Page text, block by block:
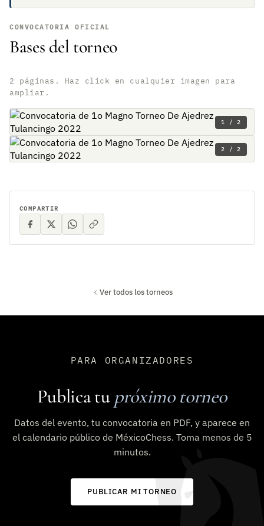
CONVOCATORIA OFICIAL
Bases del torneo
2 páginas. Haz click en cualquier imagen para
ampliar.
1 / 2
2 / 2
COMPARTIR
Ver todos los torneos
PARA ORGANIZADORES
Publica tu próximo torneo
Datos del evento, tu convocatoria en PDF, y aparece en
el calendario público de MéxicoChess. Toma menos de 5
minutos.
PUBLICAR MI TORNEO